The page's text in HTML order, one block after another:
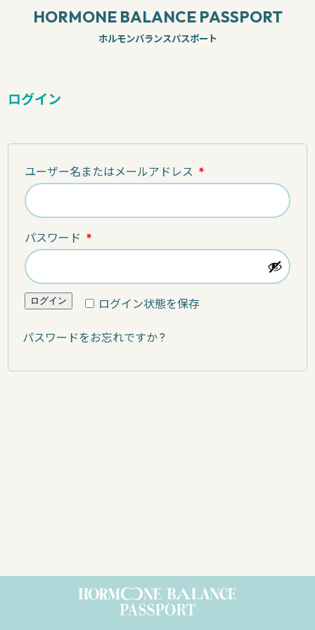
HORMONE BALANCE PASSPORT
ホルモンバランスパスポート
ログイン
ユーザー名またはメールアドレス *
パスワード *
ログイン状態を保存
ログイン
パスワードをお忘れですか ?